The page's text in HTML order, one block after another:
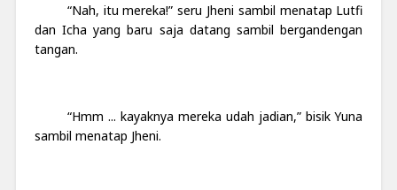
“Nah, itu mereka!” seru Jheni sambil menatap Lutfi
dan Icha yang baru saja datang sambil bergandengan
tangan.
“Hmm ... kayaknya mereka udah jadian,” bisik Yuna
sambil menatap Jheni.